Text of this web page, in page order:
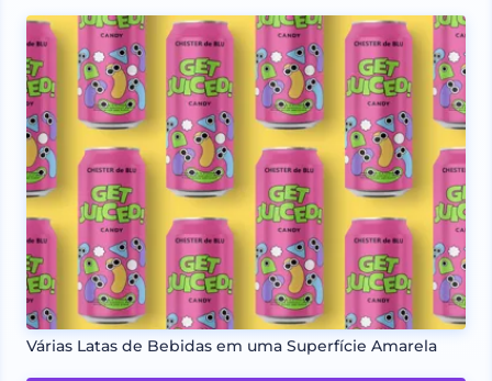
Várias Latas de Bebidas em uma Superfície Amarela